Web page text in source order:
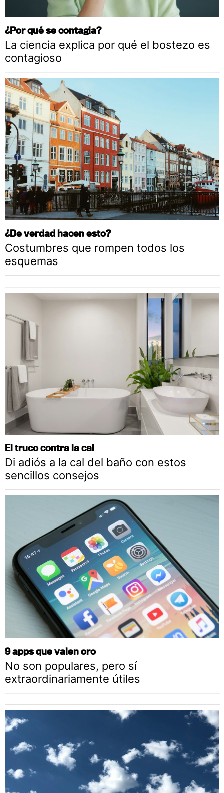
¿Por qué se contagia?
La ciencia explica por qué el bostezo es
contagioso
¿De verdad hacen esto?
Costumbres que rompen todos los
esquemas
El truco contra la cal
Di adiós a la cal del baño con estos
sencillos consejos
9 apps que valen oro
No son populares, pero sí
extraordinariamente útiles